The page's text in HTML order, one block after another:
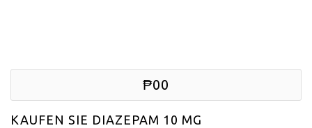
₱00
KAUFEN SIE DIAZEPAM 10 MG